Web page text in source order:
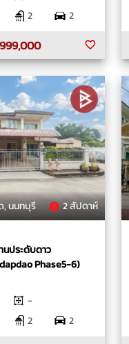
2
2
, นนทบุรี 2 สัปดาห์
นประดับดาว
Phase5-6)
-
2
2